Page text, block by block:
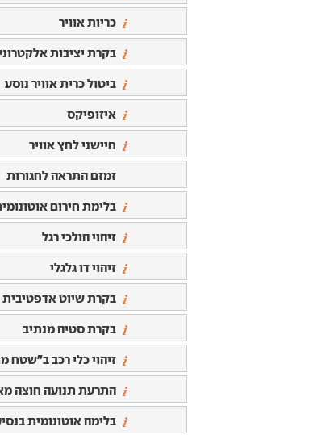
כריות אוויר
בקרת יציבות
ביטול כרית אוויר נוסע
איזופיקס
חיישני לחץ אוויר
זמזם התראה לחגורות
בלימת חירום
זיהוי הולכי רגל
זיהוי דו גלגלי
בקרת שיוט אדפטיבית
בקרת סטיה מנתיב
זיהוי כלי רכב ב"שטח
התרעת תנועה חוצה
בלימה אוטונומית